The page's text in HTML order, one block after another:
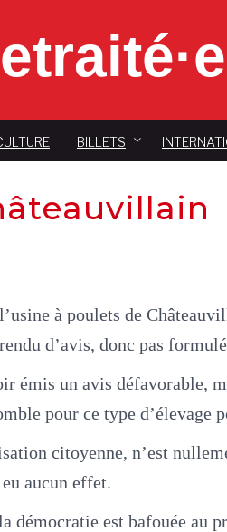
BILLETS
à poulets de
d’avis, donc pas
émis un avis défavorable,
pour ce type d’élevage
citoyenne, n’est
aucun effet.
démocratie est bafouée